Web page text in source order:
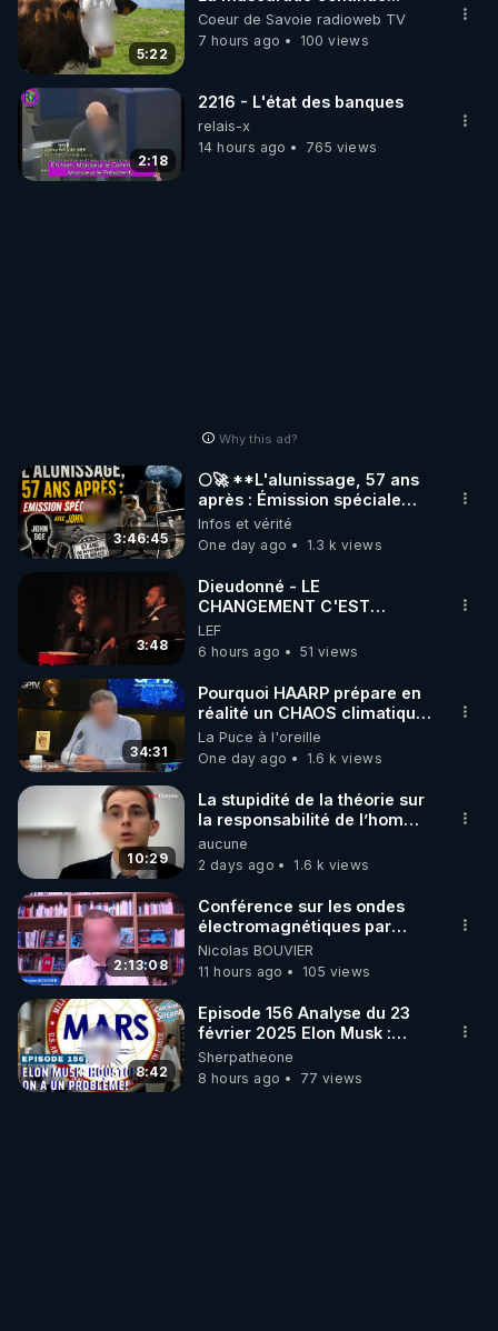
http://rgnr.li/stages
_________
LES CODES PROMO DES PARTENAIRES
▶ 10 % de réduction sur les extracteurs de la
marque SANA :
Rendez-vous sur http://rgnr.li/lechoubrave
code : REGENERE10
▶ 30 jours gratuit sur l’application de méditation et
de bien-être ENVOL :
Rendez-vous sur https://www.envol.app/code
le code : REGENERE
5:22
Coeur de Savoie radioweb TV
7 hours ago
100 views
2:18
2216 - L'état des banques
relais-x
14 hours ago
765 views
Why this ad?
3:46:45
🌕🚀 **L'alunissage, 57 ans
après : Émission spéciale
avec John Doe !** 👨 🚀✨
Infos et vérité
One day ago
1.3 k views
3:48
Dieudonné - LE
CHANGEMENT C'EST
MAINTENANT
LEF
6 hours ago
51 views
34:31
Pourquoi HAARP prépare en
réalité un CHAOS climatique,
on répond
La Puce à l'oreille
One day ago
1.6 k views
10:29
La stupidité de la théorie sur
la responsabilité de l’homme
concernant le dioxyde de
carbone.
aucune
2 days ago
1.6 k views
2:13:08
Conférence sur les ondes
électromagnétiques par
Grégoire Caustru et Bart de
Wever !
Nicolas BOUVIER
11 hours ago
105 views
8:42
Episode 156 Analyse du 23
février 2025 Elon Musk :
Houston , on a un problème !
Sherpatheone
8 hours ago
77 views